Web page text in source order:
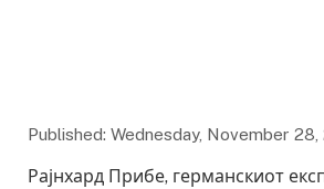
Published: Wednesday, November 28,
Рајнхард Прибе, германскиот